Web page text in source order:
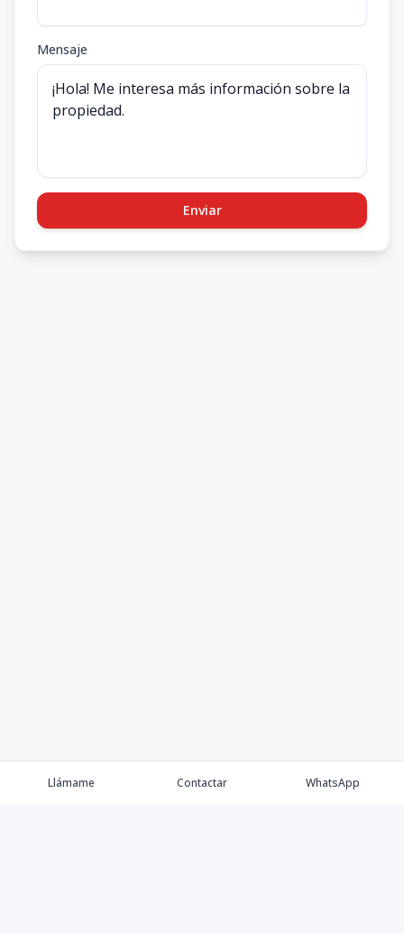
Mensaje
Enviar
Llámame Contactar WhatsApp